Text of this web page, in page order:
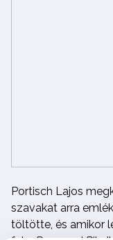
Portisch Lajos
szavakat arra
töltötte, és amikor